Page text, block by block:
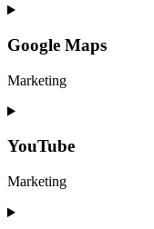
Consent
service
google-
recaptcha
Google Maps
Marketing
Consent
service
maps
YouTube
Marketing
Consent